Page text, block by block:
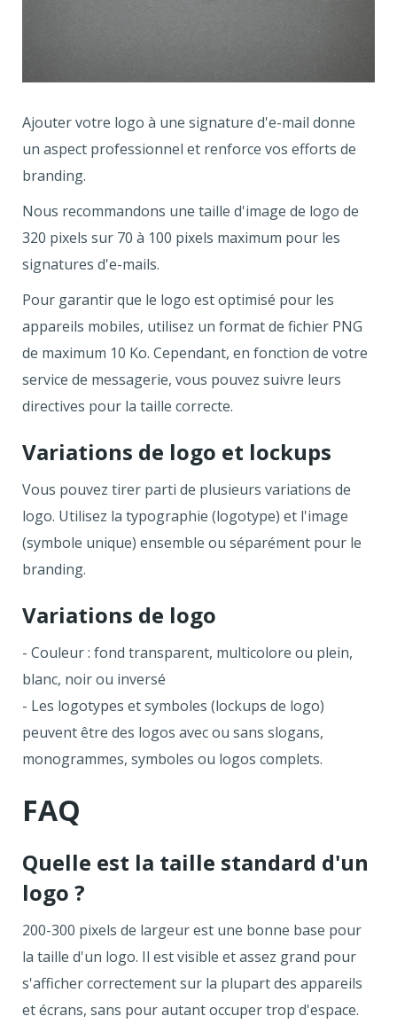
Ajouter votre logo à une signature d'e-mail donne
un aspect professionnel et renforce vos efforts de
branding.
Nous recommandons une taille d'image de logo de
320 pixels sur 70 à 100 pixels maximum pour les
signatures d'e-mails.
Pour garantir que le logo est optimisé pour les
appareils mobiles, utilisez un format de fichier PNG
de maximum 10 Ko. Cependant, en fonction de votre
service de messagerie, vous pouvez suivre leurs
directives pour la taille correcte.
Variations de logo et lockups
Vous pouvez tirer parti de plusieurs variations de
logo. Utilisez la typographie (logotype) et l'image
(symbole unique) ensemble ou séparément pour le
branding.
Variations de logo
- Couleur : fond transparent, multicolore ou plein,
blanc, noir ou inversé
- Les logotypes et symboles (lockups de logo)
peuvent être des logos avec ou sans slogans,
monogrammes, symboles ou logos complets.
FAQ
Quelle est la taille standard d'un
logo ?
200-300 pixels de largeur est une bonne base pour
la taille d'un logo. Il est visible et assez grand pour
s'afficher correctement sur la plupart des appareils
et écrans, sans pour autant occuper trop d'espace.